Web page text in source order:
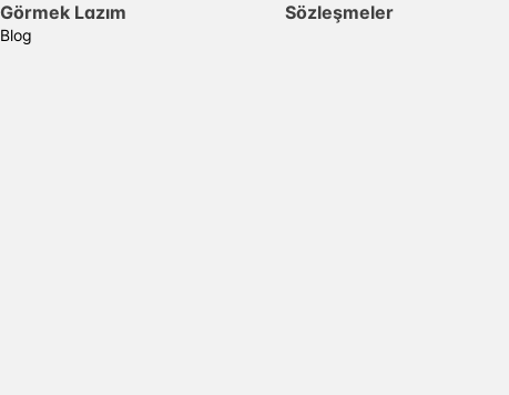
Görmek Lazım
Blog
Sözleşmeler